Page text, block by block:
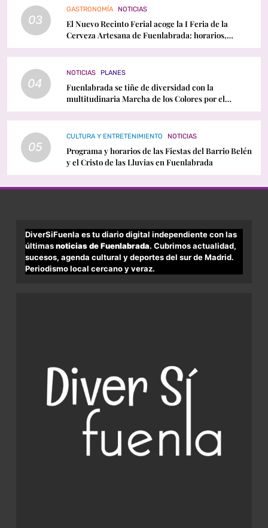
03
GASTRONOMÍA NOTICIAS
El Nuevo Recinto Ferial acoge la I Feria de la
Cerveza Artesana de Fuenlabrada: horarios,
conciertos y programación
04
NOTICIAS PLANES
Fuenlabrada se tiñe de diversidad con la
multitudinaria Marcha de los Colores por el
Orgullo LGTBI
05
CULTURA Y ENTRETENIMIENTO NOTICIAS
Programa y horarios de las Fiestas del Barrio Belén
y el Cristo de las Lluvias en Fuenlabrada
DiverSiFuenla es tu diario digital independiente con las
últimasnoticias de Fuenlabrada. Cubrimos actualidad,
sucesos, agenda cultural y deportes del sur de Madrid.
Periodismo local cercano y veraz.